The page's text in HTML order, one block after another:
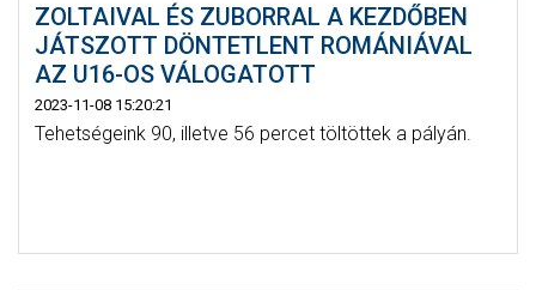
ZOLTAIVAL ÉS ZUBORRAL A KEZDŐBEN
JÁTSZOTT DÖNTETLENT ROMÁNIÁVAL
AZ U16-OS VÁLOGATOTT
2023-11-08 15:20:21
Tehetségeink 90, illetve 56 percet töltöttek a pályán.